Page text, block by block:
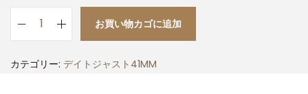
お買い物カゴに追加
カテゴリー: デイトジャスト41MM